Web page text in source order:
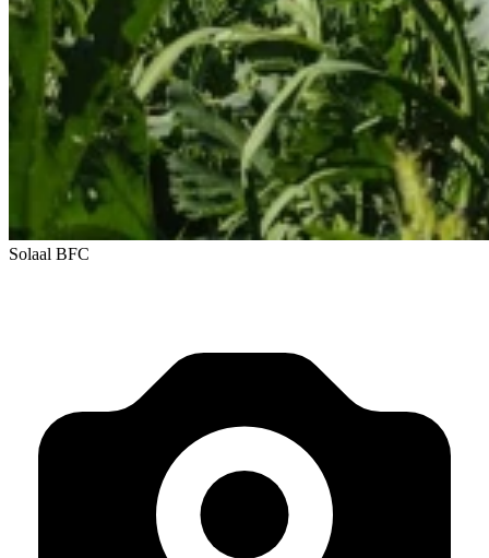
Solaal BFC